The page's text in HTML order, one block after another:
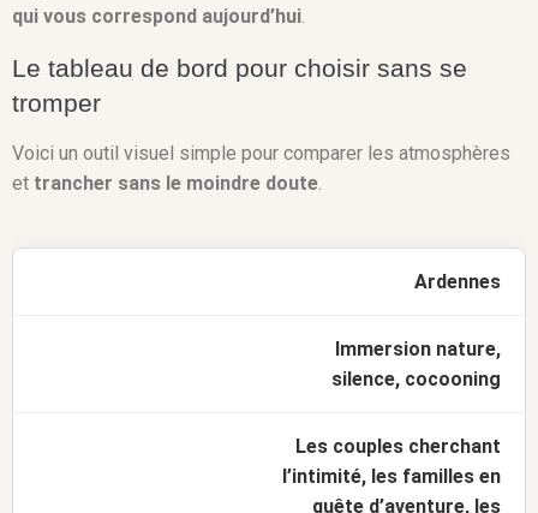
qui vous correspond aujourd’hui.
Le tableau de bord pour choisir sans se
tromper
Voici un outil visuel simple pour comparer les atmosphères
et trancher sans le moindre doute.
Ardennes
Immersion nature,
silence, cocooning
Les couples cherchant
l’intimité, les familles en
quête d’aventure, les